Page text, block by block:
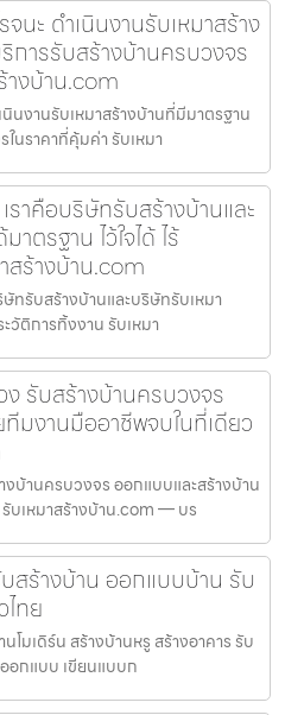
นะ ดำเนินงานรับเหมาสร้าง
ารรับสร้างบ้านครบวงจร
างบ้าน.com
นงานรับเหมาสร้างบ้านที่มีมาตรฐาน
นราคาที่คุ้มค่า รับเหมา
าคือบริษัทรับสร้างบ้านและ
ตรฐาน ไว้ใจได้ ไร้
สร้างบ้าน.com
ทรับสร้างบ้านและบริษัทรับเหมา
ะวัติการทิ้งงาน รับเหมา
รับสร้างบ้านครบวงจร
มงานมืออาชีพจบในที่เดียว
บ้านครบวงจร ออกแบบและสร้างบ้าน
บเหมาสร้างบ้าน.com — บร
สร้างบ้าน ออกแบบบ้าน รับ
ทย
โมเดิร์น สร้างบ้านหรู สร้างอาคาร รับ
อกแบบ เขียนแบบก